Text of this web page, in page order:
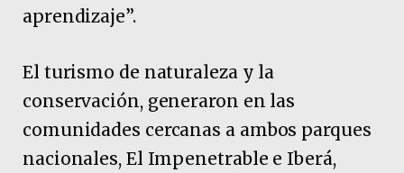
aprendizaje”.
El turismo de naturaleza y la
conservación, generaron en las
comunidades cercanas a ambos parques
nacionales, El Impenetrable e Iberá,